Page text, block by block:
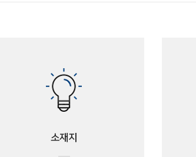
소재지